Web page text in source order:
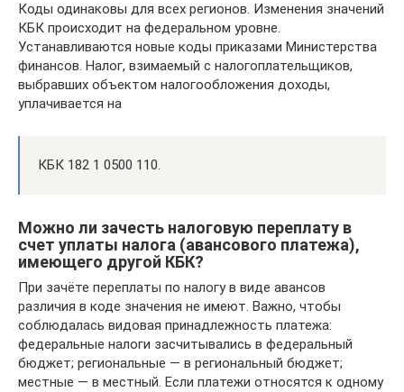
Коды одинаковы для всех регионов. Изменения значений
КБК происходит на федеральном уровне.
Устанавливаются новые коды приказами Министерства
финансов. Налог, взимаемый с налогоплательщиков,
выбравших объектом налогообложения доходы,
уплачивается на
КБК 182 1 0500 110.
Можно ли зачесть налоговую переплату в
счет уплаты налога (авансового платежа),
имеющего другой КБК?
При зачёте переплаты по налогу в виде авансов
различия в коде значения не имеют. Важно, чтобы
соблюдалась видовая принадлежность платежа:
федеральные налоги засчитывались в федеральный
бюджет; региональные — в региональный бюджет;
местные — в местный. Если платежи относятся к одному